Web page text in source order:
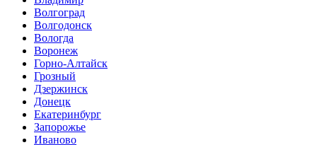
Волгоград
Волгодонск
Вологда
Воронеж
Горно-Алтайск
Грозный
Дзержинск
Донецк
Екатеринбург
Запорожье
Иваново